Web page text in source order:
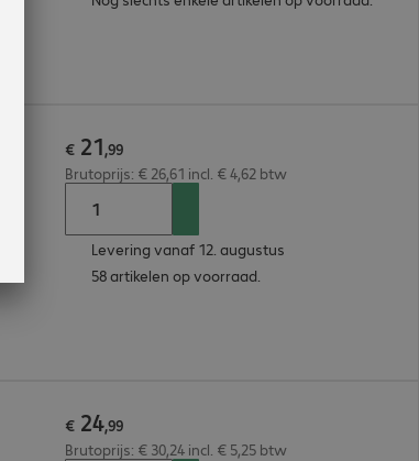
€ 21,99
Brutoprijs: € 26,61 incl. € 4,62 btw
Levering vanaf 12. augustus
58 artikelen op voorraad.
€ 24,99
Brutoprijs: € 30,24 incl. € 5,25 btw